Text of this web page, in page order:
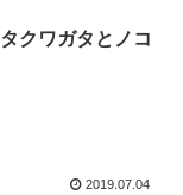
クワガタとノコ
2019.07.04